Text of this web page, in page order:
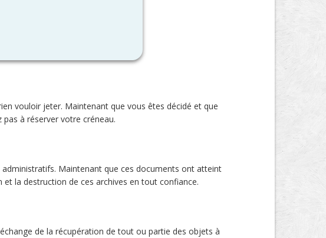
vouloir jeter. Maintenant que vous êtes décidé et que
à réserver votre créneau.
Maintenant que ces documents ont atteint
la destruction de ces archives en tout confiance.
de la récupération de tout ou partie des objets à